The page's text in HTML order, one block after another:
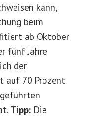
kann,
beim
ab Oktober
fünf Jahre
der
auf 70 Prozent
Tipp: Die